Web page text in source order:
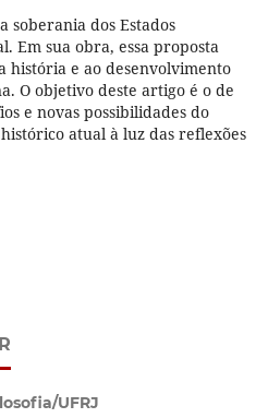
soberania dos Estados
Em sua obra, essa proposta
história e ao desenvolvimento
O objetivo deste artigo é o de
e novas possibilidades do
atual à luz das reflexões
UFRJ